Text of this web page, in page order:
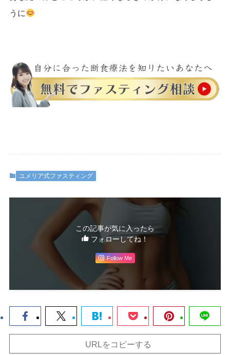
うに
ユメリア式ファスティング
この記事が気に入ったら
フォローしてね！
Follow Me
URLをコピーする